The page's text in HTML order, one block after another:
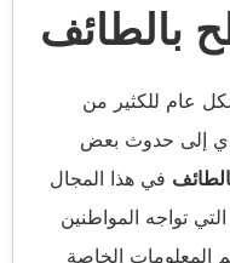
بالطائف
عام للكثير من
إلى حدوث بعض
في هذا المجال
تواجه المواطنين
الخاصة